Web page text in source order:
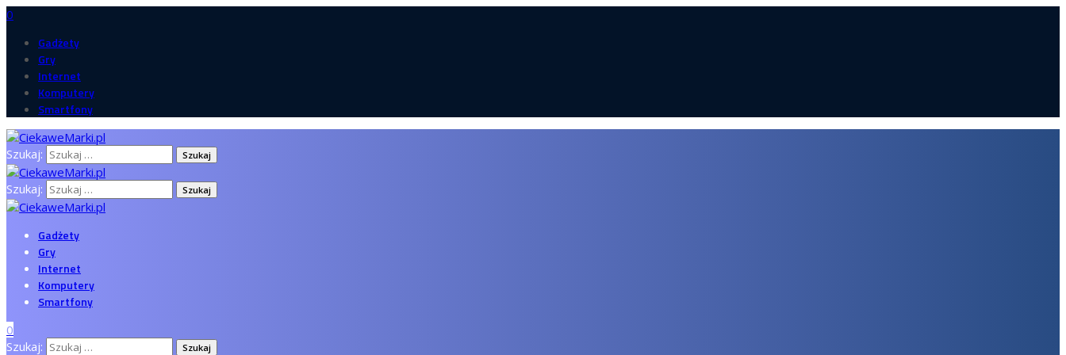
0
Gadżety
Gry
Internet
Komputery
Smartfony
Szukaj:
Szukaj:
Gadżety
Gry
Internet
Komputery
Smartfony
0
Szukaj: